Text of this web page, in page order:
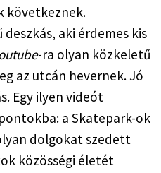
következnek.
deszkás, aki érdemes kis
-ra olyan közkeletű
az utcán hevernek. Jó
Egy ilyen videót
a Skatepark-ok
dolgokat szedett
közösségi életét